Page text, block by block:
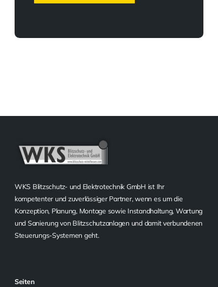
WKS Blitzschutz- und Elektrotechnik GmbH ist Ihr
kompetenter und zuverlässiger Partner, wenn es um die
Konzeption, Planung, Montage sowie Instandhaltung, Wartung
und Sanierung von Blitzschutzanlagen und damit verbundenen
Steuerungs-Systemen geht.
Seiten